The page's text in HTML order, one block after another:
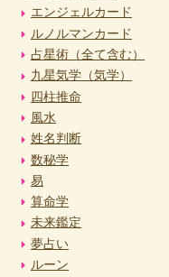
エンジェルカード
ルノルマンカード
占星術（全て含む）
九星気学（気学）
四柱推命
風水
姓名判断
数秘学
易
算命学
未来鑑定
夢占い
ルーン